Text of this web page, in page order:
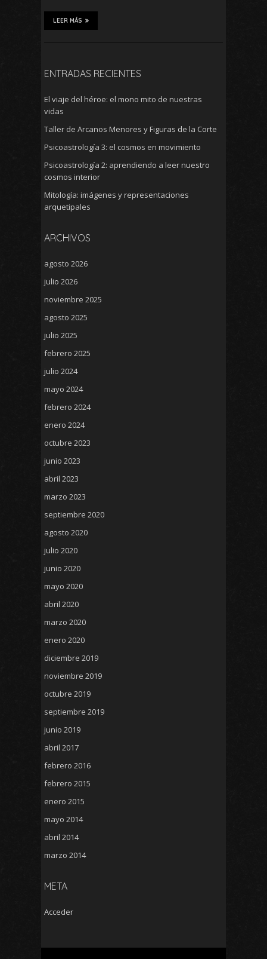
LEER MÁS
ENTRADAS RECIENTES
El viaje del héroe: el mono mito de nuestras
vidas
Taller de Arcanos Menores y Figuras de la Corte
Psicoastrología 3: el cosmos en movimiento
Psicoastrología 2: aprendiendo a leer nuestro
cosmos interior
Mitología: imágenes y representaciones
arquetipales
ARCHIVOS
agosto 2026
julio 2026
noviembre 2025
agosto 2025
julio 2025
febrero 2025
julio 2024
mayo 2024
febrero 2024
enero 2024
octubre 2023
junio 2023
abril 2023
marzo 2023
septiembre 2020
agosto 2020
julio 2020
junio 2020
mayo 2020
abril 2020
marzo 2020
enero 2020
diciembre 2019
noviembre 2019
octubre 2019
septiembre 2019
junio 2019
abril 2017
febrero 2016
febrero 2015
enero 2015
mayo 2014
abril 2014
marzo 2014
META
Acceder